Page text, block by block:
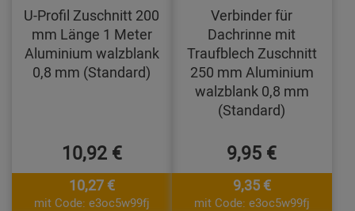
U-Profil Zuschnitt 200
mm Länge 1 Meter
Aluminium walzblank
0,8 mm (Standard)
10,92 €
10,27 €
mit Code: e3oc5w99fj
Verbinder für
Dachrinne mit
Traufblech Zuschnitt
250 mm Aluminium
walzblank 0,8 mm
(Standard)
9,95 €
9,35 €
mit Code: e3oc5w99fj